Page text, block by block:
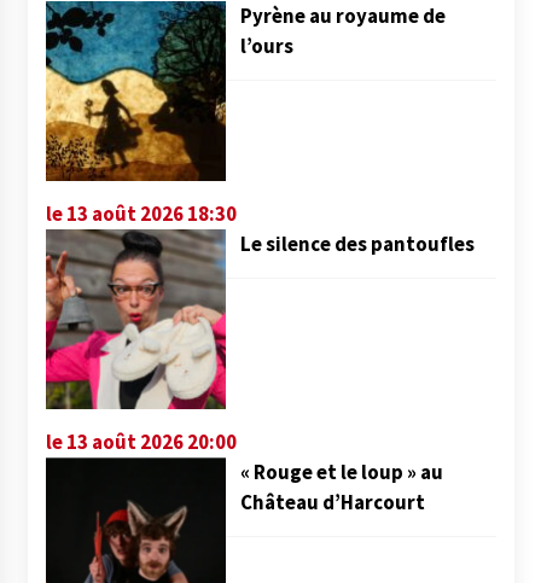
Pyrène au royaume de
l’ours
le 13 août 2026 18:30
Le silence des pantoufles
le 13 août 2026 20:00
« Rouge et le loup » au
Château d’Harcourt